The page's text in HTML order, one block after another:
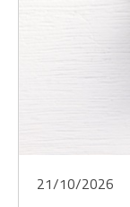
21/10/2026